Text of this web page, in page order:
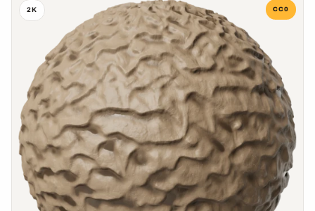
2K CC0